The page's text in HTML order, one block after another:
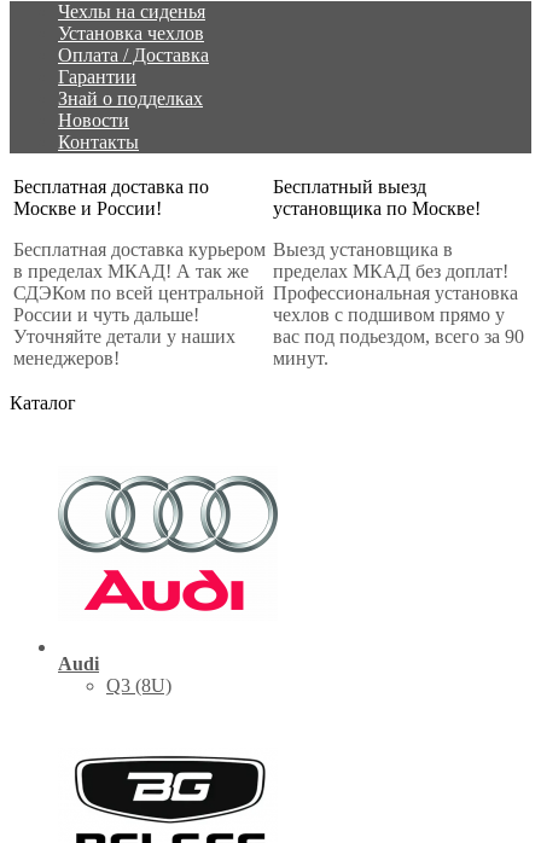
Чехлы на сиденья
Установка чехлов
Оплата / Доставка
Гарантии
Знай о подделках
Новости
Контакты
Бесплатная доставка по
Москве и России!
Бесплатная доставка курьером
в пределах МКАД! А так же
СДЭКом по всей центральной
России и чуть дальше!
Уточняйте детали у наших
менеджеров!
Бесплатный выезд
установщика по Москве!
Выезд установщика в
пределах МКАД без доплат!
Профессиональная установка
чехлов с подшивом прямо у
вас под подьездом, всего за 90
минут.
Каталог
Audi
Q3 (8U)